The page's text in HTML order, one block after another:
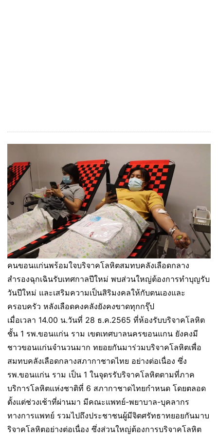
คนขอนแก่นพร้อมใจบริจาคโลหิตสมทบคลังเลือดกลาง
สำรองฉุกเฉินรับเทศกาลปีใหม่ พบส่วนใหญ่ต้องการทำบุญรับ
วันปีใหม่ และเสริมความเป็นสิริมงคลให้กับตนเองและ
ครอบครัว หลังเลือดคงคลังยังคงขาดทุกกรุ๊ป
เมื่อเวลา 14.00 น.วันที่ 28 ธ.ค.2565 ที่ห้องรับบริจาคโลหิต
ชั้น 1 รพ.ขอนแก่น ราม เขตเทศบาลนครขอนแกน ยังคงมี
ชาวขอนแก่นจำนวนมาก ทยอยกันมาร่วมบริจาคโลหิตเพื่อ
สมทบคลังเลือดกลางสภากาชาดไทย อย่างต่อเนื่อง ซึ่ง
รพ.ขอนแก่น ราม เป็น 1 ในจุดรรับริจาคโลหิตตามที่ภาค
บริการโลหิตแห่งชาติที่ 6 สภากาชาดไทยกำหนด โดยตลอด
ตั้งแต่ช่วงเช้าที่ผ่านมา มีคณะแพทย์-พยาบาล-บุคลากร
ทางการแพทย์ รวมไปถึงประชาชนผู้มีจิตศรัทธาทยอยกันมาบ
ริจาคโลหิตอย่างต่อเนื่อง ซึ่งส่วนใหญ่ต้องการบริจาคโลหิต